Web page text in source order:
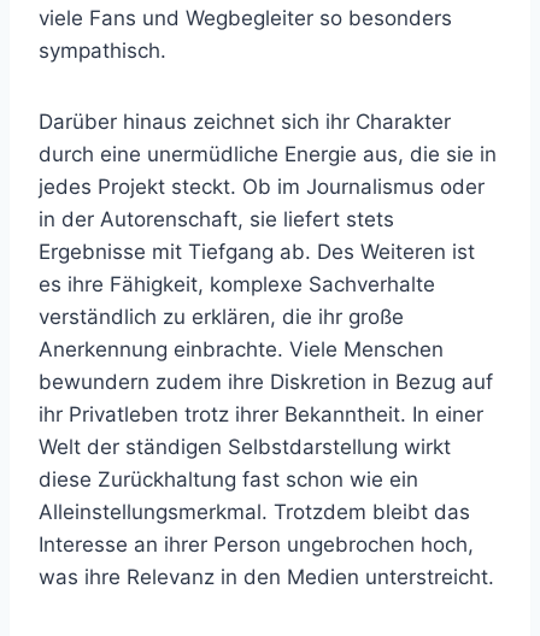
viele Fans und Wegbegleiter so besonders
sympathisch.
Darüber hinaus zeichnet sich ihr Charakter
durch eine unermüdliche Energie aus, die sie in
jedes Projekt steckt. Ob im Journalismus oder
in der Autorenschaft, sie liefert stets
Ergebnisse mit Tiefgang ab. Des Weiteren ist
es ihre Fähigkeit, komplexe Sachverhalte
verständlich zu erklären, die ihr große
Anerkennung einbrachte. Viele Menschen
bewundern zudem ihre Diskretion in Bezug auf
ihr Privatleben trotz ihrer Bekanntheit. In einer
Welt der ständigen Selbstdarstellung wirkt
diese Zurückhaltung fast schon wie ein
Alleinstellungsmerkmal. Trotzdem bleibt das
Interesse an ihrer Person ungebrochen hoch,
was ihre Relevanz in den Medien unterstreicht.